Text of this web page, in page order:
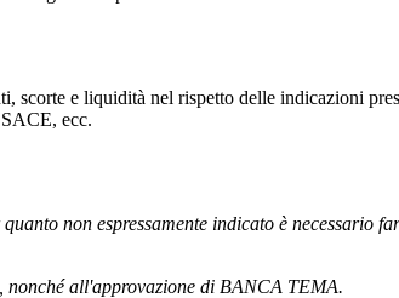
scorte e liquidità nel rispetto delle indicazioni
ecc.
non espressamente indicato è necessario
nonché all'approvazione di BANCA TEMA.